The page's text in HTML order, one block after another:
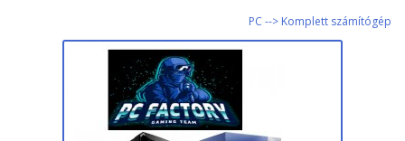
PC --> Komplett számítógép